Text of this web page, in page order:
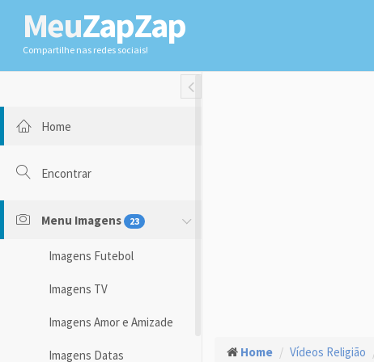
MeuZapZap
Compartilhe nas redes sociais!
Toggle Fullwidth
Home
Encontrar
Menu Imagens 23
Imagens Futebol
Imagens TV
Imagens Amor e Amizade
Imagens Datas Home Vídeos Religião